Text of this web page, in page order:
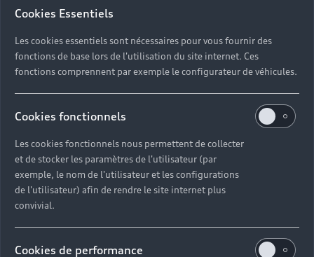
dans votre concession
Audi Marseille
Cookies Essentiels
Les cookies essentiels sont nécessaires pour vous fournir des
fonctions de base lors de l'utilisation du site internet. Ces
fonctions comprennent par exemple le configurateur de véhicules.
Cookies fonctionnels
Les cookies fonctionnels nous permettent de collecter
et de stocker les paramètres de l'utilisateur (par
exemple, le nom de l'utilisateur et les configurations
de l'utilisateur) afin de rendre le site internet plus
convivial.
Cookies de performance